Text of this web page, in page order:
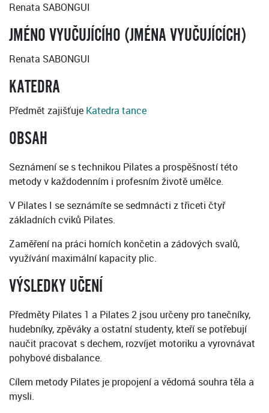
Renata SABONGUI
JMÉNO VYUČUJÍCÍHO (JMÉNA VYUČUJÍCÍCH)
Renata SABONGUI
KATEDRA
Předmět zajišťuje Katedra tance
OBSAH
Seznámení se s technikou Pilates a prospěšností této
metody v každodenním i profesním životě umělce.
V Pilates I se seznámíte se sedmnácti z třiceti čtyř
základních cviků Pilates.
Zaměření na práci horních končetin a zádových svalů,
využívání maximální kapacity plic.
VÝSLEDKY UČENÍ
Předměty Pilates 1 a Pilates 2 jsou určeny pro tanečníky,
hudebníky, zpěváky a ostatní studenty, kteří se potřebují
naučit pracovat s dechem, rozvíjet motoriku a vyrovnávat
pohybové disbalance.
Cílem metody Pilates je propojení a vědomá souhra těla a
mysli.